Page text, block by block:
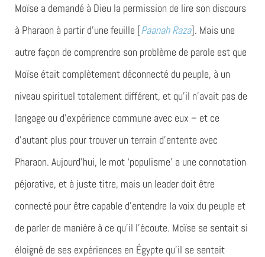
Moïse a demandé à Dieu la permission de lire son discours
à Pharaon à partir d’une feuille [Paanah Raza]. Mais une
autre façon de comprendre son problème de parole est que
Moïse était complètement déconnecté du peuple, à un
niveau spirituel totalement différent, et qu’il n’avait pas de
langage ou d’expérience commune avec eux – et ce
d’autant plus pour trouver un terrain d’entente avec
Pharaon. Aujourd’hui, le mot ‘populisme’ a une connotation
péjorative, et à juste titre, mais un leader doit être
connecté pour être capable d’entendre la voix du peuple et
de parler de manière à ce qu’il l’écoute. Moïse se sentait si
éloigné de ses expériences en Égypte qu’il se sentait